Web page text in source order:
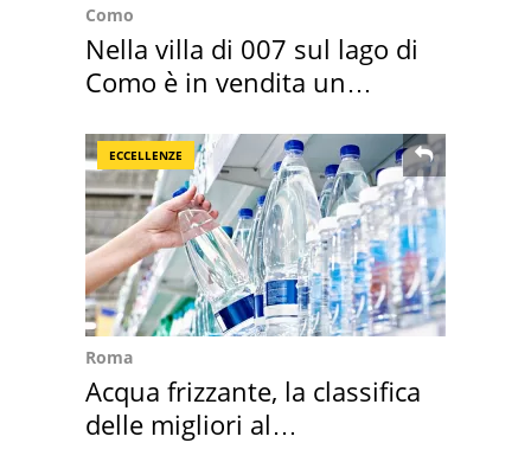
Como
Nella villa di 007 sul lago di
Como è in vendita un
ECCELLENZE
Roma
Acqua frizzante, la classifica
delle migliori al